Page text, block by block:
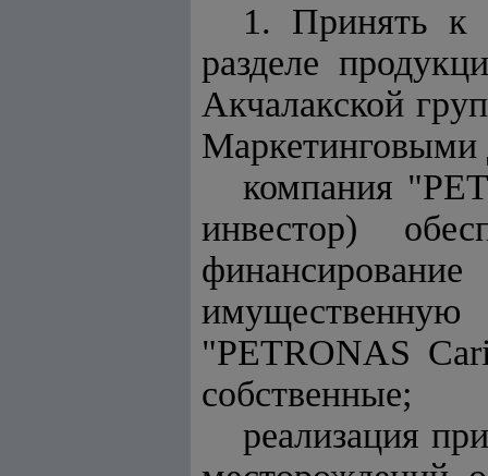
1. Принять к
разделе
Акчалакской
Маркетинговыми
компания
инвестор)
"PETRONAS
собственные;
реализация